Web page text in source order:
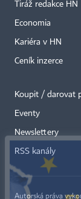
Tiráž redakce HN
Economia
Kariéra v HN
Ceník inzerce
Koupit / darovat
Eventy
Newslettery
RSS kanály
Autorská práva